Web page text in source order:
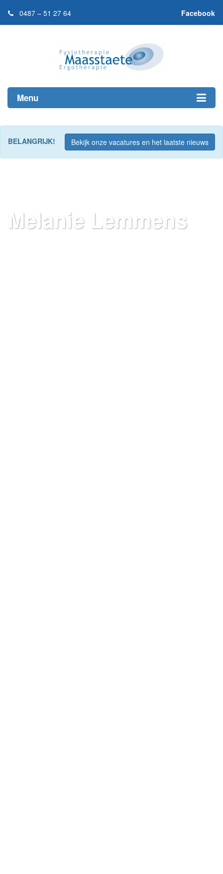
0487 – 51 27 64 Facebook
Menu
BELANGRIJK! Bekijk onze vacatures en het laatste nieuws
Melanie Lemmens